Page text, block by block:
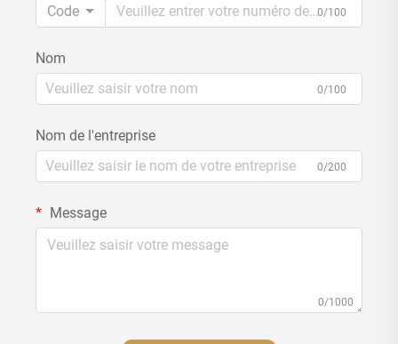
Code
0/100
Nom
0/100
Nom de l'entreprise
0/200
Message
0/1000